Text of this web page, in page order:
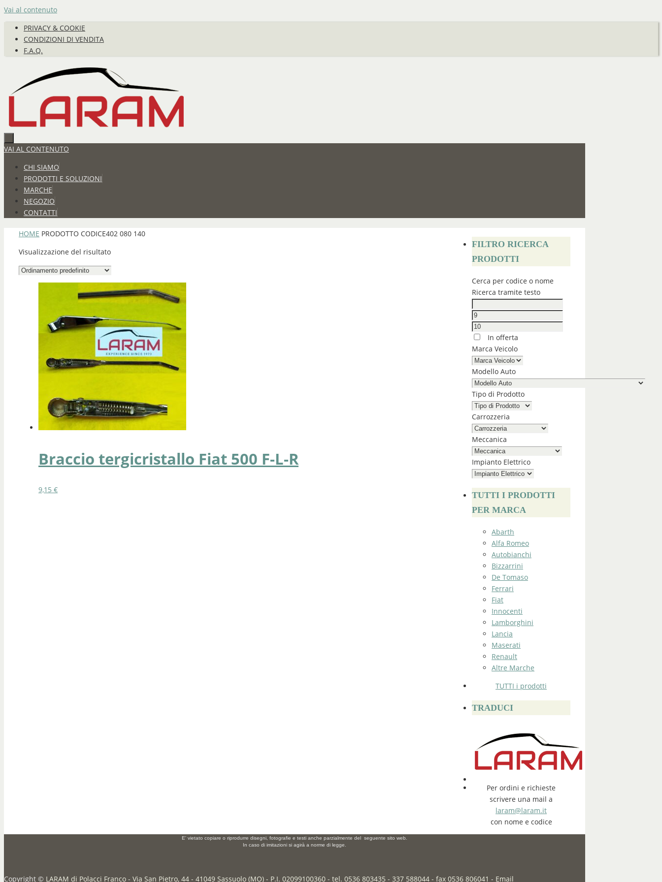
Vai al contenuto
PRIVACY & COOKIE
CONDIZIONI DI VENDITA
F.A.Q.
VAI AL CONTENUTO
CHI SIAMO
PRODOTTI E SOLUZIONI
MARCHE
NEGOZIO
CONTATTI
HOME PRODOTTO CODICE402 080 140
Visualizzazione del risultato
Braccio tergicristallo Fiat 500 F-L-R
9,15 €
FILTRO RICERCA
PRODOTTI
Cerca per codice o nome
Ricerca tramite testo
In offerta
Marca Veicolo
Modello Auto
Tipo di Prodotto
Carrozzeria
Meccanica
Impianto Elettrico
TUTTI I PRODOTTI
PER MARCA
Abarth
Alfa Romeo
Autobianchi
Bizzarrini
De Tomaso
Ferrari
Fiat
Innocenti
Lamborghini
Lancia
Maserati
Renault
Altre Marche
TUTTI i prodotti
TRADUCI
Per ordini e richieste
scrivere una mail a
laram@laram.it
con nome e codice
E' vietato copiare o riprodurre disegni, fotografie e testi anche parzialmente del seguente sito web.
In caso di imitazioni si agirà a norme di legge.
Copyright © LARAM di Polacci Franco - Via San Pietro, 44 - 41049 Sassuolo (MO) - P.I. 02099100360 - tel. 0536 803435 - 337 588044 - fax 0536 806041 - Email